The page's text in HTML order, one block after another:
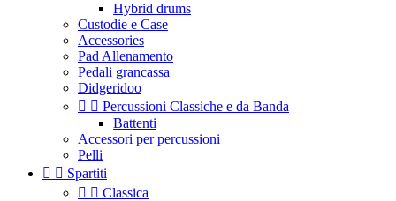
Hybrid drums
Custodie e Case
Accessories
Pad Allenamento
Pedali grancassa
Didgeridoo
  Percussioni Classiche e da Banda
Battenti
Accessori per percussioni
Pelli
  Spartiti
  Classica